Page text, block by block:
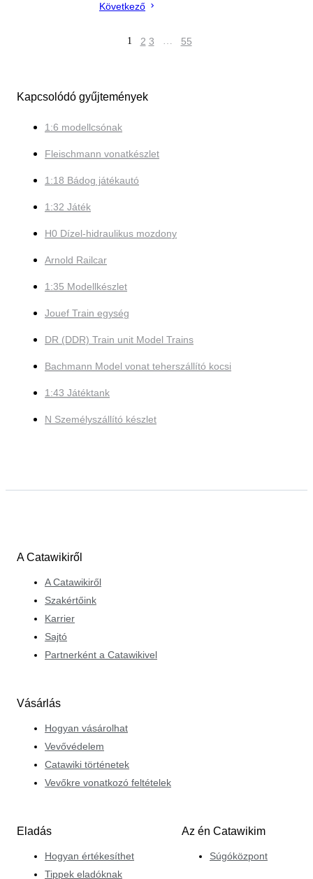
Következő
1 2 3 … 55
Kapcsolódó gyűjtemények
1:6 modellcsónak
Fleischmann vonatkészlet
1:18 Bádog játékautó
1:32 Játék
H0 Dízel-hidraulikus mozdony
Arnold Railcar
1:35 Modellkészlet
Jouef Train egység
DR (DDR) Train unit Model Trains
Bachmann Model vonat teherszállító kocsi
1:43 Játéktank
N Személyszállító készlet
A Catawikiről
A Catawikiről
Szakértőink
Karrier
Sajtó
Partnerként a Catawikivel
Vásárlás
Hogyan vásárolhat
Vevővédelem
Catawiki történetek
Vevőkre vonatkozó feltételek
Eladás
Hogyan értékesíthet
Tippek eladóknak
Az én Catawikim
Súgóközpont